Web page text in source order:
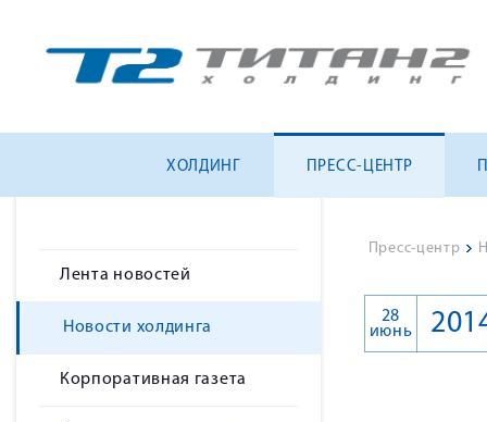
ХОЛДИНГ ПРЕСС-ЦЕНТР
Лента новостей
Новости холдинга
Корпоративная газета
Пресс-центр >
28
июнь